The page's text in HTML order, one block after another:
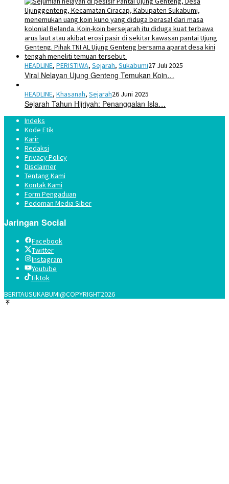
HEADLINE, PERISTIWA, Sejarah, Sukabumi27 Juli 2025
Viral Nelayan Ujung Genteng Temukan Koin…
HEADLINE, Khasanah, Sejarah26 Juni 2025
Sejarah Tahun Hijriyah: Penanggalan Isla…
Indeks
Kode Etik
Karir
Redaksi
Privacy Policy
Disclaimer
Tentang Kami
Kontak Kami
Form Pengaduan
Pedoman Media Siber
Jaringan Social
Facebook
Twitter
Instagram
Youtube
Tiktok
BERITAUSUKABUMI@COPYRIGHT2026